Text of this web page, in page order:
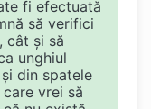
fi efectuată
să verifici
cât și să
unghiul
din spatele
vrei să